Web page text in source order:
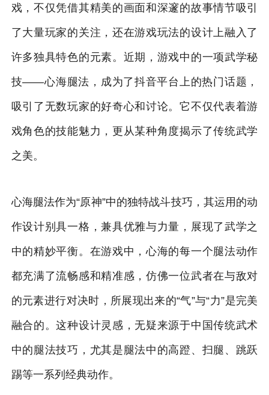
戏，不仅凭借其精美的画面和深邃的故事情节吸引
了大量玩家的关注，还在游戏玩法的设计上融入了
许多独具特色的元素。近期，游戏中的一项武学秘
技——心海腿法，成为了抖音平台上的热门话题，
吸引了无数玩家的好奇心和讨论。它不仅代表着游
戏角色的技能魅力，更从某种角度揭示了传统武学
之美。
心海腿法作为“原神”中的独特战斗技巧，其运用的动
作设计别具一格，兼具优雅与力量，展现了武学之
中的精妙平衡。在游戏中，心海的每一个腿法动作
都充满了流畅感和精准感，仿佛一位武者在与敌对
的元素进行对决时，所展现出来的“气”与“力”是完美
融合的。这种设计灵感，无疑来源于中国传统武术
中的腿法技巧，尤其是腿法中的高蹬、扫腿、跳跃
踢等一系列经典动作。